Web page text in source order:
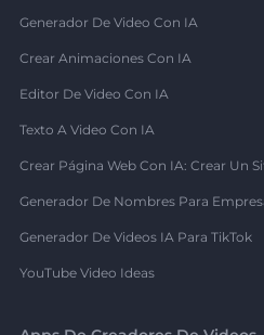
Generador De Video Con IA
Crear Animaciones Con IA
Editor De Video Con IA
Texto A Video Con IA
Crear Página Web Con IA: Crear Un
Generador De Nombres Para
Generador De Videos IA Para TikTok
YouTube Video Ideas